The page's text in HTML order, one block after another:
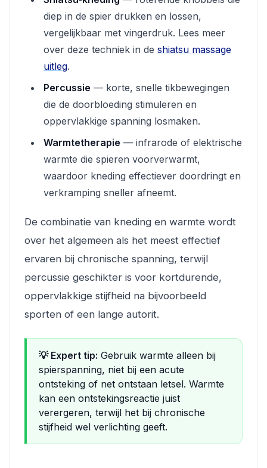
diep in de spier drukken en lossen,
vergelijkbaar met vingerdruk. Lees meer
over deze techniek in de shiatsu massage
uitleg.
Percussie — korte, snelle tikbewegingen
die de doorbloeding stimuleren en
oppervlakkige spanning losmaken.
Warmtetherapie — infrarode of elektrische
warmte die spieren voorverwarmt,
waardoor kneding effectiever doordringt en
verkramping sneller afneemt.
De combinatie van kneding en warmte wordt
over het algemeen als het meest effectief
ervaren bij chronische spanning, terwijl
percussie geschikter is voor kortdurende,
oppervlakkige stijfheid na bijvoorbeeld
sporten of een lange autorit.
💡 Expert tip: Gebruik warmte alleen bij
spierspanning, niet bij een acute
ontsteking of net ontstaan letsel. Warmte
kan een ontstekingsreactie juist
verergeren, terwijl het bij chronische
stijfheid wel verlichting geeft.